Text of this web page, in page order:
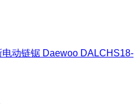
电动链锯 Daewoo DALCHS18-